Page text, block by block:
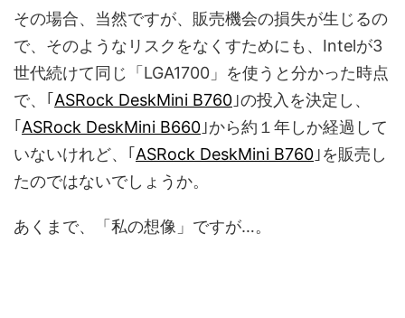
その場合、当然ですが、販売機会の損失が生じるの
で、そのようなリスクをなくすためにも、Intelが3
世代続けて同じ「LGA1700」を使うと分かった時点
で、｢ ASRock DeskMini B760 ｣の投入を決定し、
｢ ASRock DeskMini B660 ｣から約１年しか経過して
いないけれど、｢ ASRock DeskMini B760 ｣を販売し
たのではないでしょうか。
あくまで、「私の想像」ですが…。